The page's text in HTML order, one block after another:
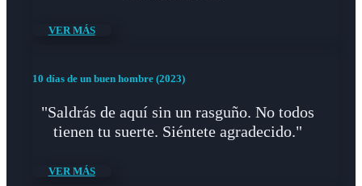
VER MÁS
10 días de un buen hombre (2023)
"Saldrás de aquí sin un rasguño. No todos
tienen tu suerte. Siéntete agradecido."
VER MÁS